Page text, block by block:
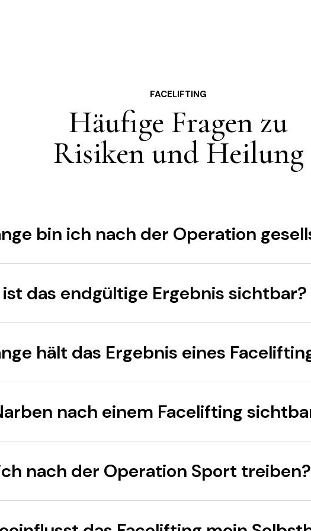
FACELIFTING
Häufige Fragen zu
Risiken und Heilung
bin ich nach der Operation
das endgültige Ergebnis sichtbar?
hält das Ergebnis eines
nach einem Facelifting
nach der Operation Sport treiben?